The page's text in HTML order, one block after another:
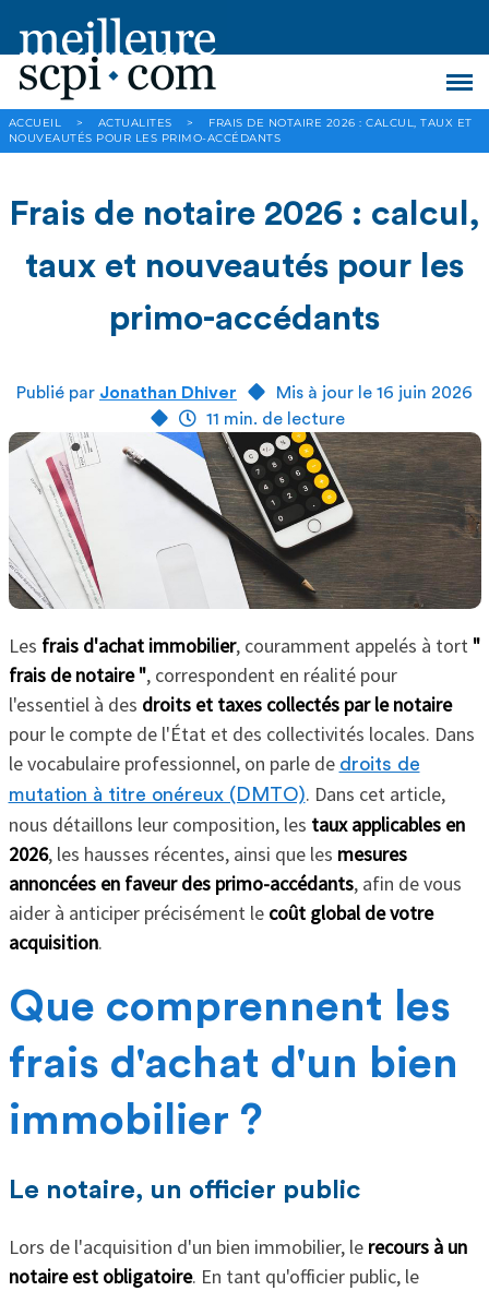
ACCUEIL > ACTUALITES >
FRAIS DE NOTAIRE 2026 : CALCUL, TAUX ET
NOUVEAUTÉS POUR LES PRIMO-ACCÉDANTS
Frais de notaire 2026 : calcul,
taux et nouveautés pour les
primo-accédants
Publié par Jonathan Dhiver
Mis à jour le 16 juin 2026
11 min. de lecture
Les frais d'achat immobilier, couramment appelés à tort "
frais de notaire ", correspondent en réalité pour
l'essentiel à des droits et taxes collectés par le notaire
pour le compte de l'État et des collectivités locales. Dans
le vocabulaire professionnel, on parle de droits de
mutation à titre onéreux (DMTO). Dans cet article,
nous détaillons leur composition, les taux applicables en
2026, les hausses récentes, ainsi que les mesures
annoncées en faveur des primo-accédants, afin de vous
aider à anticiper précisément le coût global de votre
acquisition.
Que comprennent les
frais d'achat d'un bien
immobilier ?
Le notaire, un officier public
Lors de l'acquisition d'un bien immobilier, le recours à un
notaire est obligatoire. En tant qu'officier public, le